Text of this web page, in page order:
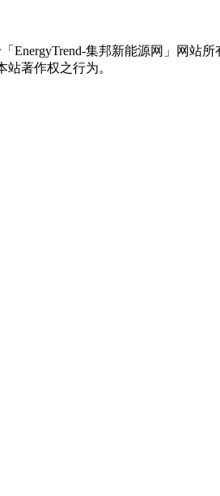
EnergyTrend-集邦新能源网」网
著作权之行为。